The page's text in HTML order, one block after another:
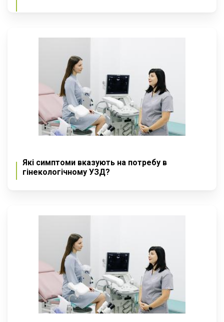
Які симптоми вказують на потребу в
гінекологічному УЗД?